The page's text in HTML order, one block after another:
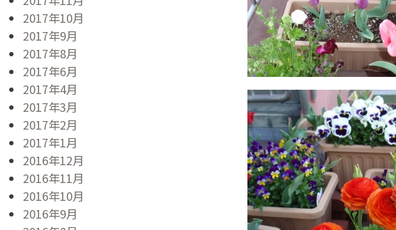
2017年10月
2017年9月
2017年8月
2017年6月
2017年4月
2017年3月
2017年2月
2017年1月
2016年12月
2016年11月
2016年10月
2016年9月